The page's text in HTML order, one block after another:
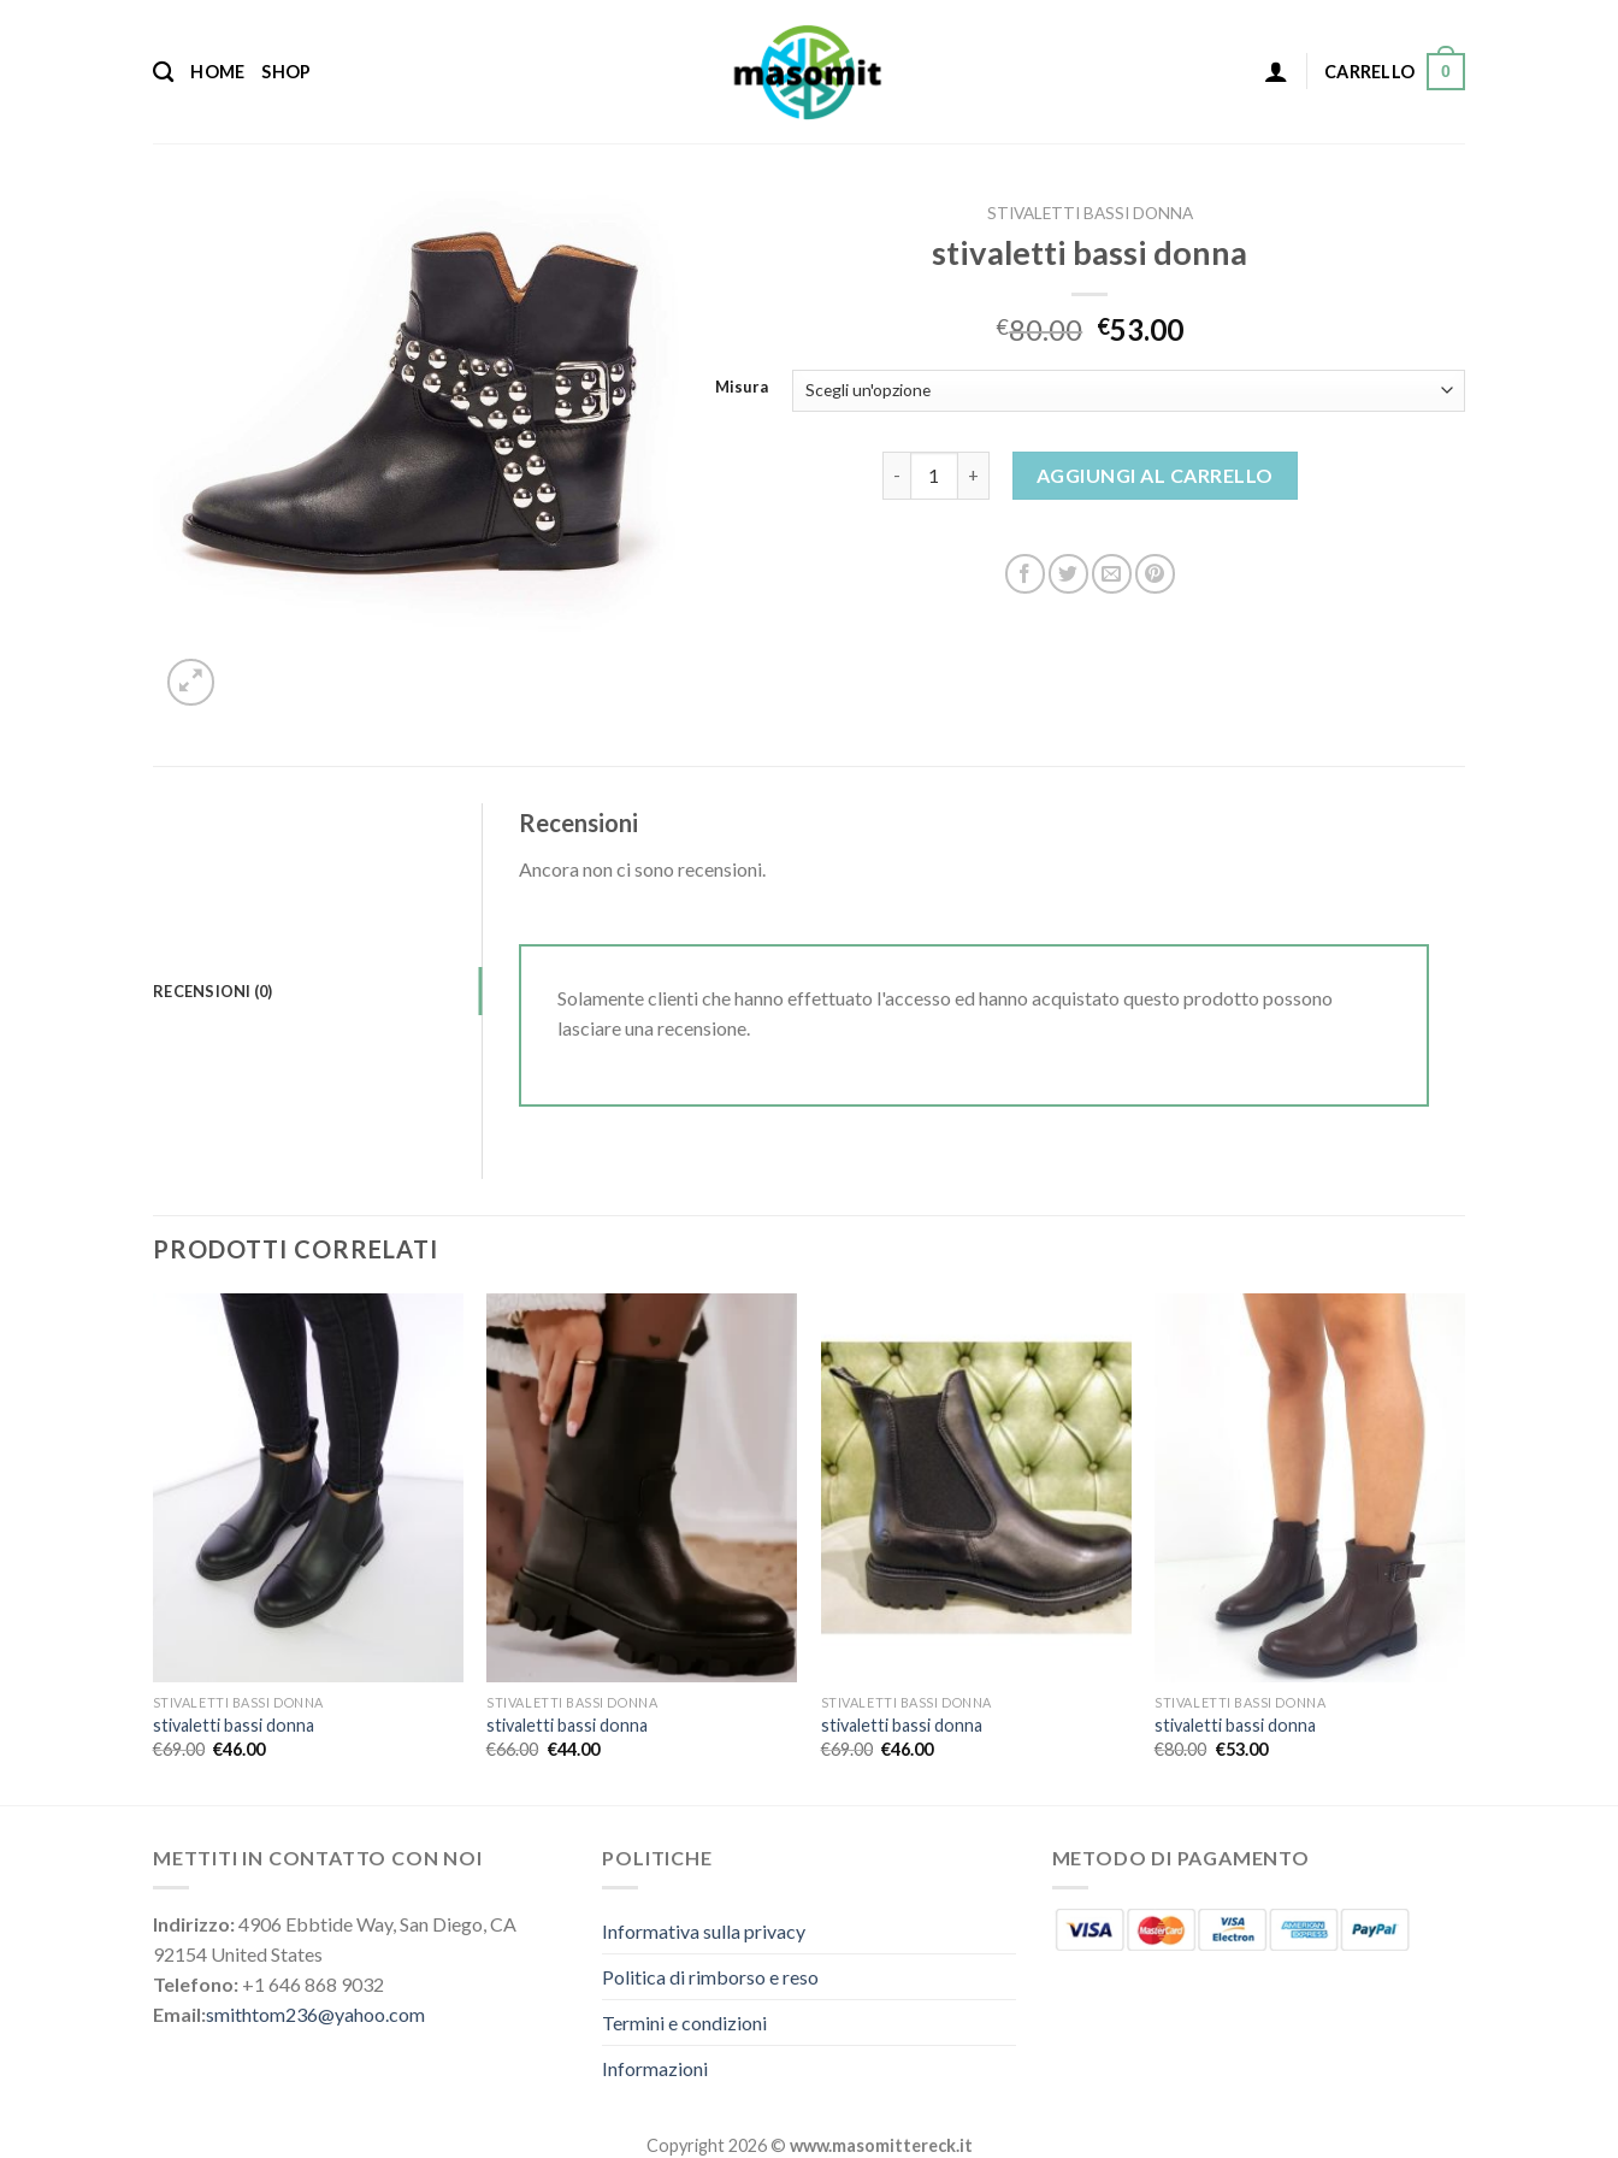
HOME SHOP CARRELLO 0
STIVALETTI BASSI DONNA
stivaletti bassi donna
€80.00 €53.00
Misura
AGGIUNGI AL CARRELLO
RECENSIONI (0)
Recensioni
Ancora non ci sono recensioni.
Solamente clienti che hanno effettuato l'accesso ed hanno acquistato questo prodotto possono
lasciare una recensione.
PRODOTTI CORRELATI
STIVALETTI BASSI DONNA
stivaletti bassi donna
€69.00 €46.00
STIVALETTI BASSI DONNA
stivaletti bassi donna
€66.00 €44.00
STIVALETTI BASSI DONNA
stivaletti bassi donna
€69.00 €46.00
STIVALETTI BASSI DONNA
stivaletti bassi donna
€80.00 €53.00
METTITI IN CONTATTO CON NOI
Indirizzo:4906 Ebbtide Way, San Diego, CA
92154 United States
Telefono: +1 646 868 9032
Email:smithtom236@yahoo.com
POLITICHE
Informativa sulla privacy
Politica di rimborso e reso
Termini e condizioni
Informazioni
METODO DI PAGAMENTO
Copyright 2026 © www.masomittereck.it